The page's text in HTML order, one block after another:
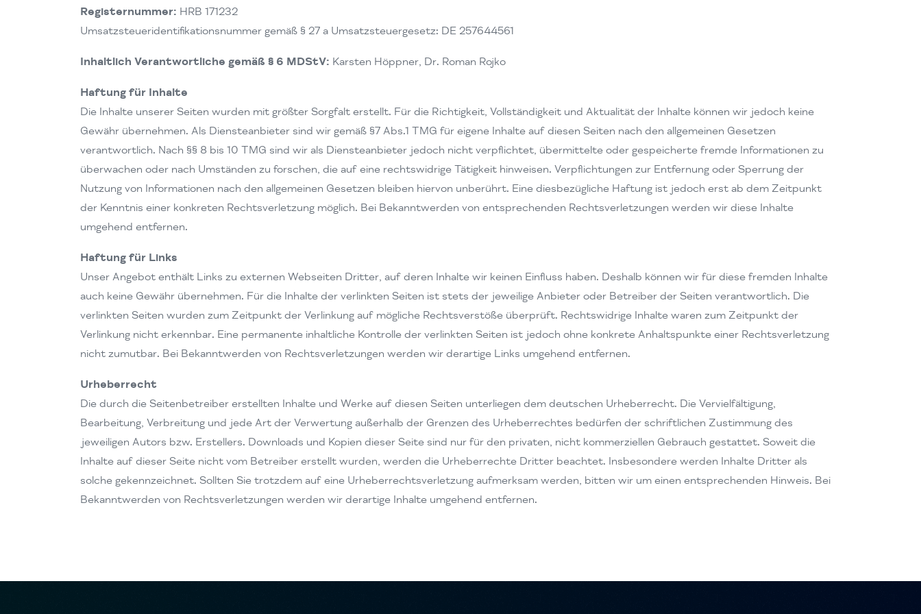
Registernummer: HRB 171232
Umsatzsteueridentifikationsnummer gemäß § 27 a Umsatzsteuergesetz: DE 257644561
Inhaltlich Verantwortliche gemäß § 6 MDStV: Karsten Höppner, Dr. Roman Rojko
Haftung für Inhalte
Die Inhalte unserer Seiten wurden mit größter Sorgfalt erstellt. Für die Richtigkeit, Vollständigkeit und Aktualität der Inhalte können wir jedoch keine
Gewähr übernehmen. Als Diensteanbieter sind wir gemäß §7 Abs.1 TMG für eigene Inhalte auf diesen Seiten nach den allgemeinen Gesetzen
verantwortlich. Nach §§ 8 bis 10 TMG sind wir als Diensteanbieter jedoch nicht verpflichtet, übermittelte oder gespeicherte fremde Informationen zu
überwachen oder nach Umständen zu forschen, die auf eine rechtswidrige Tätigkeit hinweisen. Verpflichtungen zur Entfernung oder Sperrung der
Nutzung von Informationen nach den allgemeinen Gesetzen bleiben hiervon unberührt. Eine diesbezügliche Haftung ist jedoch erst ab dem Zeitpunkt
der Kenntnis einer konkreten Rechtsverletzung möglich. Bei Bekanntwerden von entsprechenden Rechtsverletzungen werden wir diese Inhalte
umgehend entfernen.
Haftung für Links
Unser Angebot enthält Links zu externen Webseiten Dritter, auf deren Inhalte wir keinen Einfluss haben. Deshalb können wir für diese fremden Inhalte
auch keine Gewähr übernehmen. Für die Inhalte der verlinkten Seiten ist stets der jeweilige Anbieter oder Betreiber der Seiten verantwortlich. Die
verlinkten Seiten wurden zum Zeitpunkt der Verlinkung auf mögliche Rechtsverstöße überprüft. Rechtswidrige Inhalte waren zum Zeitpunkt der
Verlinkung nicht erkennbar. Eine permanente inhaltliche Kontrolle der verlinkten Seiten ist jedoch ohne konkrete Anhaltspunkte einer Rechtsverletzung
nicht zumutbar. Bei Bekanntwerden von Rechtsverletzungen werden wir derartige Links umgehend entfernen.
Urheberrecht
Die durch die Seitenbetreiber erstellten Inhalte und Werke auf diesen Seiten unterliegen dem deutschen Urheberrecht. Die Vervielfältigung,
Bearbeitung, Verbreitung und jede Art der Verwertung außerhalb der Grenzen des Urheberrechtes bedürfen der schriftlichen Zustimmung des
jeweiligen Autors bzw. Erstellers. Downloads und Kopien dieser Seite sind nur für den privaten, nicht kommerziellen Gebrauch gestattet. Soweit die
Inhalte auf dieser Seite nicht vom Betreiber erstellt wurden, werden die Urheberrechte Dritter beachtet. Insbesondere werden Inhalte Dritter als
solche gekennzeichnet. Sollten Sie trotzdem auf eine Urheberrechtsverletzung aufmerksam werden, bitten wir um einen entsprechenden Hinweis. Bei
Bekanntwerden von Rechtsverletzungen werden wir derartige Inhalte umgehend entfernen.